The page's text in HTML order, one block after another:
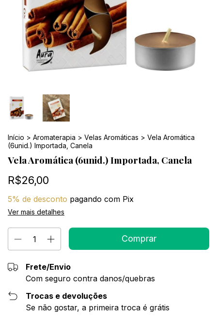
Início > Aromaterapia > Velas Aromáticas > Vela Aromática
(6unid.) Importada, Canela
Vela Aromática (6unid.) Importada, Canela
R$26,00
5% de desconto pagando com Pix
Ver mais detalhes
Frete/Envio
Com seguro contra danos/quebras
Trocas e devoluções
Se não gostar, a primeira troca é grátis